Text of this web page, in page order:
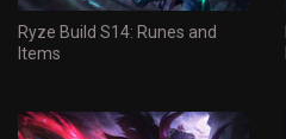
Ryze Build S14: Runes and
Items